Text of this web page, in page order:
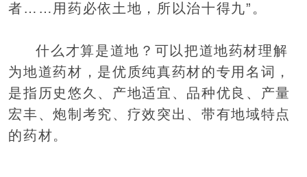
者……用药必依土地，所以治十得九”。
什么才算是道地？可以把道地药材理解
为地道药材，是优质纯真药材的专用名词，
是指历史悠久、产地适宜、品种优良、产量
宏丰、炮制考究、疗效突出、带有地域特点
的药材。